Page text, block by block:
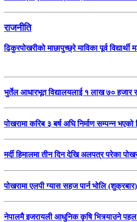
राजनीति
ढिकुरपोखरीको माछापुच्छ्रे माविका पूर्व
भुर्तेल आधारभूत विद्यालयलाई १ लाख ७० हजार
पोखरामा करिब ३ बर्ष अघि निर्माण सम्पन्न
मर्दी हिमालमा तीन दिन देखि अलपत्र परेका
पोखरामा एलपी ग्यास सहज पार्न भोलि
नेपालमै इजरायली आधुनिक कृषि भित्र्याउने